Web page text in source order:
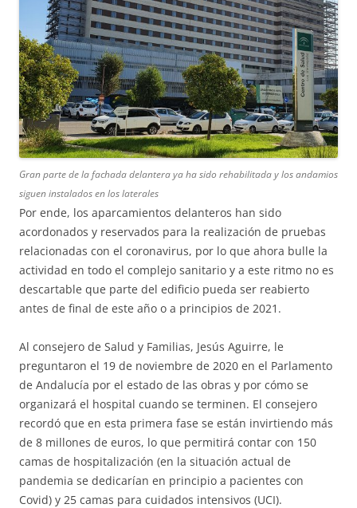
Gran parte de la fachada delantera ya ha sido rehabilitada y los andamios
siguen instalados en los laterales
Por ende, los aparcamientos delanteros han sido
acordonados y reservados para la realización de pruebas
relacionadas con el coronavirus, por lo que ahora bulle la
actividad en todo el complejo sanitario y a este ritmo no es
descartable que parte del edificio pueda ser reabierto
antes de final de este año o a principios de 2021.
Al consejero de Salud y Familias, Jesús Aguirre, le
preguntaron el 19 de noviembre de 2020 en el Parlamento
de Andalucía por el estado de las obras y por cómo se
organizará el hospital cuando se terminen. El consejero
recordó que en esta primera fase se están invirtiendo más
de 8 millones de euros, lo que permitirá contar con 150
camas de hospitalización (en la situación actual de
pandemia se dedicarían en principio a pacientes con
Covid) y 25 camas para cuidados intensivos (UCI).